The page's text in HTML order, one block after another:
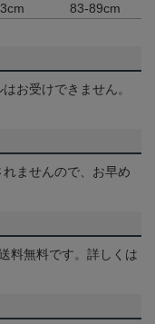
83-89cm
お受けできません。
ませんので、お早め
料無料です。詳しくは